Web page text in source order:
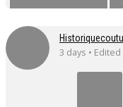
3 days • Edited